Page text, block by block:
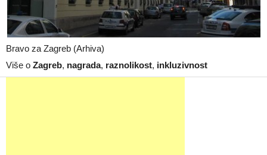
Bravo za Zagreb (Arhiva)
Više o Zagreb, nagrada, raznolikost, inkluzivnost